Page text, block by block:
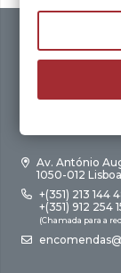
Av. António
1050-012 Lisboa
+(351) 213 144
+(351) 912 254
(Chamada para a